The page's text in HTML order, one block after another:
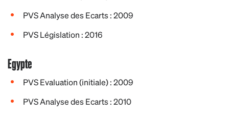
PVS Analyse des Ecarts : 2009
PVS Législation : 2016
Egypte
PVS Evaluation (initiale) : 2009
PVS Analyse des Ecarts : 2010